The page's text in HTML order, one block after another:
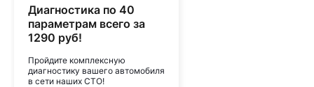
Диагностика по 40
параметрам всего за
1290 руб!
Пройдите комплексную
диагностику вашего автомобиля
в сети наших СТО!